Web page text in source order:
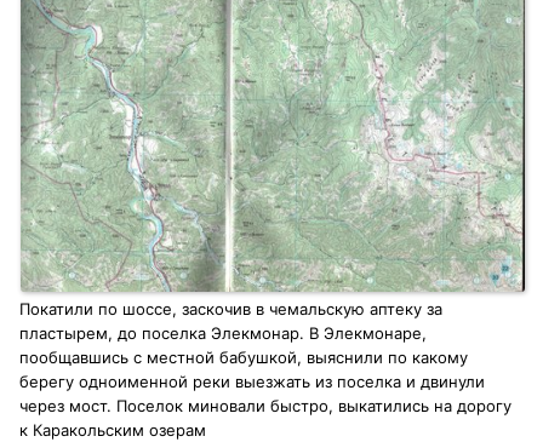
Покатили по шоссе, заскочив в чемальскую аптеку за
пластырем, до поселка Элекмонар. В Элекмонаре,
пообщавшись с местной бабушкой, выяснили по какому
берегу одноименной реки выезжать из поселка и двинули
через мост. Поселок миновали быстро, выкатились на дорогу
к Каракольским озерам